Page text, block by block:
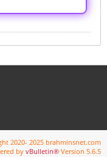
2020- 2025 brahminsnet.com
byvBulletin® Version 5.6.5